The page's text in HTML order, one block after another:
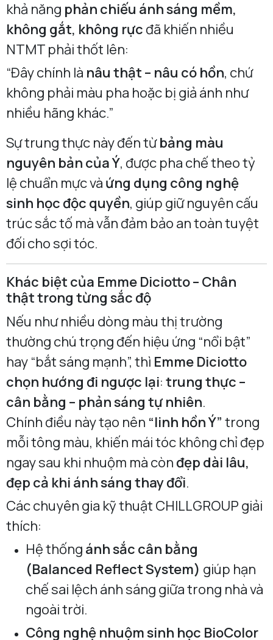
khả năng phản chiếu ánh sáng mềm,
không gắt, không rực đã khiến nhiều
NTMT phải thốt lên:
“Đây chính là nâu thật – nâu có hồn, chứ
không phải màu pha hoặc bị giả ánh như
nhiều hãng khác.”
Sự trung thực này đến từbảng màu
nguyên bản của Ý, được pha chế theo tỷ
lệ chuẩn mực và ứng dụng công nghệ
sinh học độc quyền, giúp giữ nguyên cấu
trúc sắc tố mà vẫn đảm bảo an toàn tuyệt
đối cho sợi tóc.
Khác biệt của Emme Diciotto – Chân
thật trong từng sắc độ
Nếu như nhiều dòng màu thị trường
thường chú trọng đến hiệu ứng “nổi bật”
hay “bắt sáng mạnh”, thì Emme Diciotto
chọn hướng đi ngược lại: trung thực –
cân bằng – phản sáng tự nhiên.
Chính điều này tạo nên “linh hồn Ý” trong
mỗi tông màu, khiến mái tóc không chỉ đẹp
ngay sau khi nhuộm mà còn đẹp dài lâu,
đẹp cả khi ánh sáng thay đổi.
Các chuyên gia kỹ thuật CHILLGROUP giải
thích:
Hệ thống ánh sắc cân bằng
(Balanced Reflect System) giúp hạn
chế sai lệch ánh sáng giữa trong nhà và
ngoài trời.
Công nghệ nhuộm sinh học BioColor